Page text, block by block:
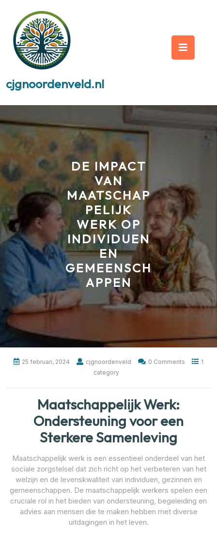
content
cjgnoordenveld.nl
DE IMPACT
VAN
MAATSCHAP
PELIJK
WERK OP
INDIVIDUEN
EN
GEMEENSCH
APPEN
25 februari, 2024 cjgnoordenveld 0 Comments
1
category
Maatschappelijk Werk:
Ondersteuning voor een
Sterkere Samenleving
Maatschappelijk werk is een essentieel onderdeel van het
sociale zorgstelsel dat zich richt op het verbeteren van het
welzijn en de levenskwaliteit van individuen, gezinnen en
gemeenschappen. De maatschappelijk werkers spelen een
cruciale rol in het bieden van ondersteuning, begeleiding en
advies aan mensen die te maken hebben met diverse
uitdagingen in het leven.